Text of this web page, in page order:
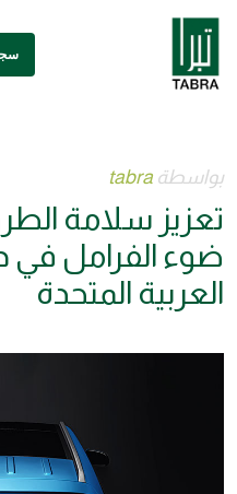
بواسطة tabra
تعزيز سلامة
ضوء الفرامل في
العربية المتحدة